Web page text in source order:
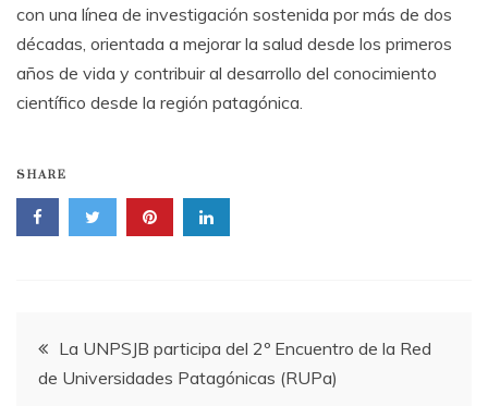
con una línea de investigación sostenida por más de dos
décadas, orientada a mejorar la salud desde los primeros
años de vida y contribuir al desarrollo del conocimiento
científico desde la región patagónica.
SHARE
Navegación
La UNPSJB participa del 2º Encuentro de la Red
de Universidades Patagónicas (RUPa)